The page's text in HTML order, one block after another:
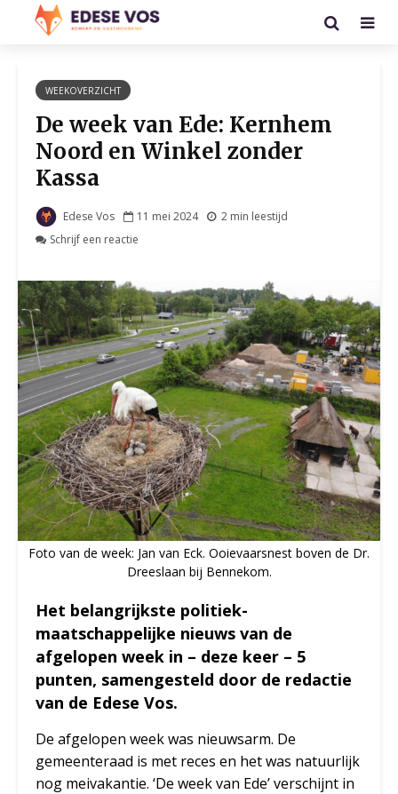
WEEKOVERZICHT
De week van Ede: Kernhem
Noord en Winkel zonder
Kassa
Edese Vos 11 mei 2024
2 min leestijd
Schrijf een reactie
Foto van de week: Jan van Eck. Ooievaarsnest boven de Dr.
Dreeslaan bij Bennekom.
Het belangrijkste politiek-
maatschappelijke nieuws van de
afgelopen week in – deze keer – 5
punten, samengesteld door de redactie
van de Edese Vos.
De afgelopen week was nieuwsarm. De
gemeenteraad is met reces en het was natuurlijk
nog meivakantie. ‘De week van Ede’ verschijnt in